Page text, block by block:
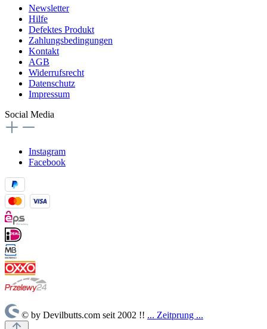
Newsletter
Hilfe
Defektes Produkt
Zahlungsbedingungen
Kontakt
AGB
Widerrufsrecht
Datenschutz
Impressum
Social Media
Instagram
Facebook
© by Devilbutts.com seit 2002 !! ... Zeitprung ...